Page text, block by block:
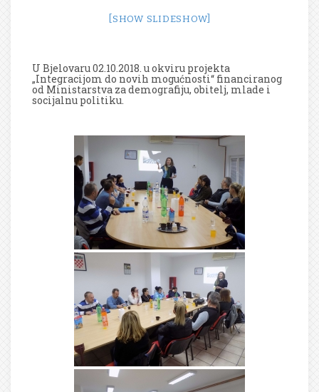
[SHOW SLIDESHOW]
U Bjelovaru 02.10.2018. u okviru projekta
„Integracijom do novih mogućnosti“ financiranog
od Ministarstva za demografiju, obitelj, mlade i
socijalnu politiku.